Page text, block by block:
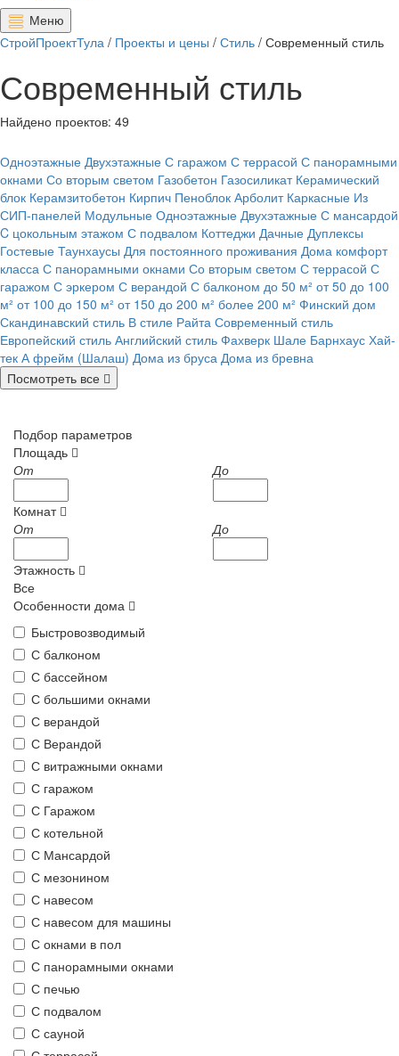
Меню
СтройПроектТула / Проекты и цены / Стиль / Современный стиль
Современный стиль
Найдено проектов: 49
Одноэтажные Двухэтажные С гаражом С террасой С панорамными
окнами Со вторым светом Газобетон Газосиликат Керамический
блок Керамзитобетон Кирпич Пеноблок Арболит Каркасные Из
СИП-панелей Модульные Одноэтажные Двухэтажные С мансардой
C цокольным этажом С подвалом Коттеджи Дачные Дуплексы
Гостевые Таунхаусы Для постоянного проживания Дома комфорт
класса С панорамными окнами Со вторым светом С террасой С
гаражом С эркером С верандой С балконом до 50 м² от 50 до 100
м² от 100 до 150 м² от 150 до 200 м² более 200 м² Финский дом
Скандинавский стиль В стиле Райта Современный стиль
Европейский стиль Английский стиль Фахверк Шале Барнхаус Хай-
тек А фрейм (Шалаш) Дома из бруса Дома из бревна
Посмотреть все
Подбор параметров
Площадь
От
До
Комнат
От
До
Этажность
Все
Особенности дома
Быстровозводимый
С балконом
С бассейном
С большими окнами
С верандой
С Верандой
С витражными окнами
С гаражом
С Гаражом
С котельной
С Мансардой
С мезонином
С навесом
С навесом для машины
С окнами в пол
С панорамными окнами
С печью
С подвалом
С сауной